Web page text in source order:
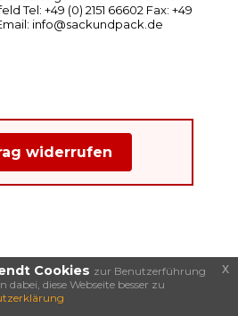
Tel: +49 (0) 2151 66602 Fax: +49
Email: info@sackundpack.de
widerrufen
Cookies zur Benutzerführung
dabei, diese Webseite besser zu
x